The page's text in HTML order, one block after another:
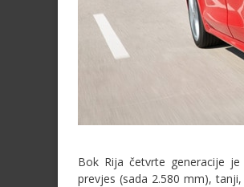
Bok Rija četvrte generacije
prevjes (sada 2.580 mm),